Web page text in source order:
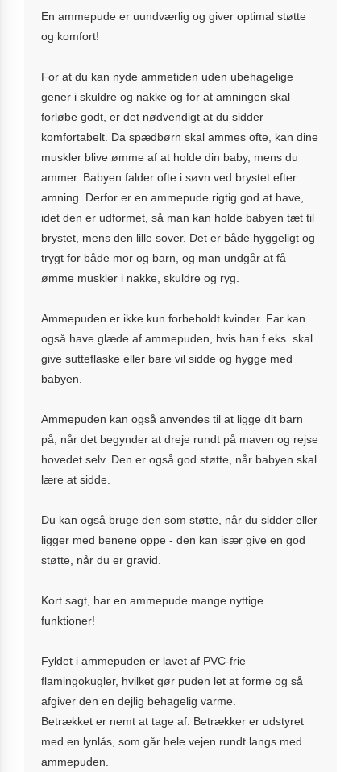
En ammepude er uundværlig og giver optimal støtte
og komfort!
For at du kan nyde ammetiden uden ubehagelige
gener i skuldre og nakke og for at amningen skal
forløbe godt, er det nødvendigt at du sidder
komfortabelt. Da spædbørn skal ammes ofte, kan dine
muskler blive ømme af at holde din baby, mens du
ammer. Babyen falder ofte i søvn ved brystet efter
amning. Derfor er en ammepude rigtig god at have,
idet den er udformet, så man kan holde babyen tæt til
brystet, mens den lille sover. Det er både hyggeligt og
trygt for både mor og barn, og man undgår at få
ømme muskler i nakke, skuldre og ryg.
Ammepuden er ikke kun forbeholdt kvinder. Far kan
også have glæde af ammepuden, hvis han f.eks. skal
give sutteflaske eller bare vil sidde og hygge med
babyen.
Ammepuden kan også anvendes til at ligge dit barn
på, når det begynder at dreje rundt på maven og rejse
hovedet selv. Den er også god støtte, når babyen skal
lære at sidde.
Du kan også bruge den som støtte, når du sidder eller
ligger med benene oppe - den kan især give en god
støtte, når du er gravid.
Kort sagt, har en ammepude mange nyttige
funktioner!
Fyldet i ammepuden er lavet af PVC-frie
flamingokugler, hvilket gør puden let at forme og så
afgiver den en dejlig behagelig varme.
Betrækket er nemt at tage af. Betrækker er udstyret
med en lynlås, som går hele vejen rundt langs med
ammepuden.